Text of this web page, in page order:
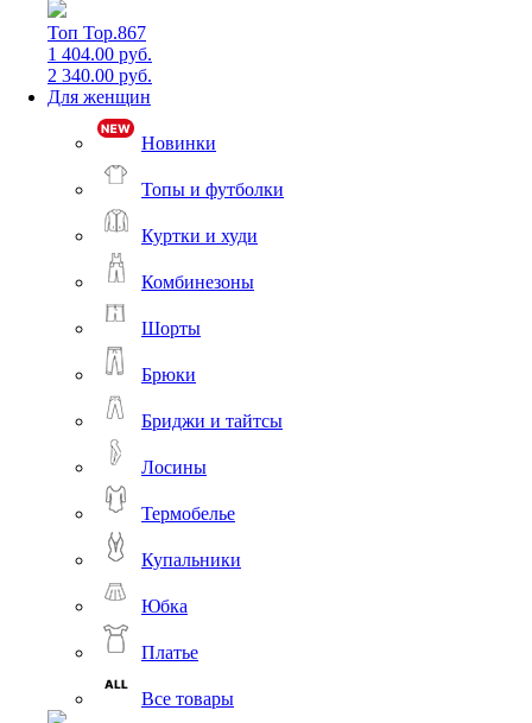
Топ Top.867
1 404.00 руб.
2 340.00 руб.
Для женщин
Новинки
Топы и футболки
Куртки и худи
Комбинезоны
Шорты
Брюки
Бриджи и тайтсы
Лосины
Термобелье
Купальники
Юбка
Платье
Все товары